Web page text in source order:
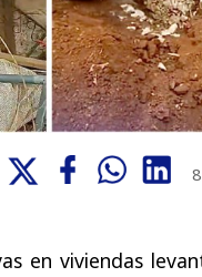
en viviendas